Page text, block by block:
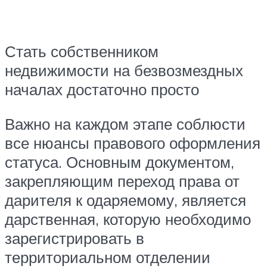
Стать собственником
недвижимости на безвозмездных
началах достаточно просто
Важно на каждом этапе соблюсти
все нюансы правового оформления
статуса. Основным документом,
закрепляющим переход права от
дарителя к одаряемому, является
дарственная, которую необходимо
зарегистрировать в
территориальном отделении